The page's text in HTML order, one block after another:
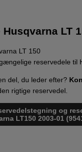
LT
LT 150
reservedele til
del, du leder efter?
rigtige reservedel.
og
LT150 2003-01